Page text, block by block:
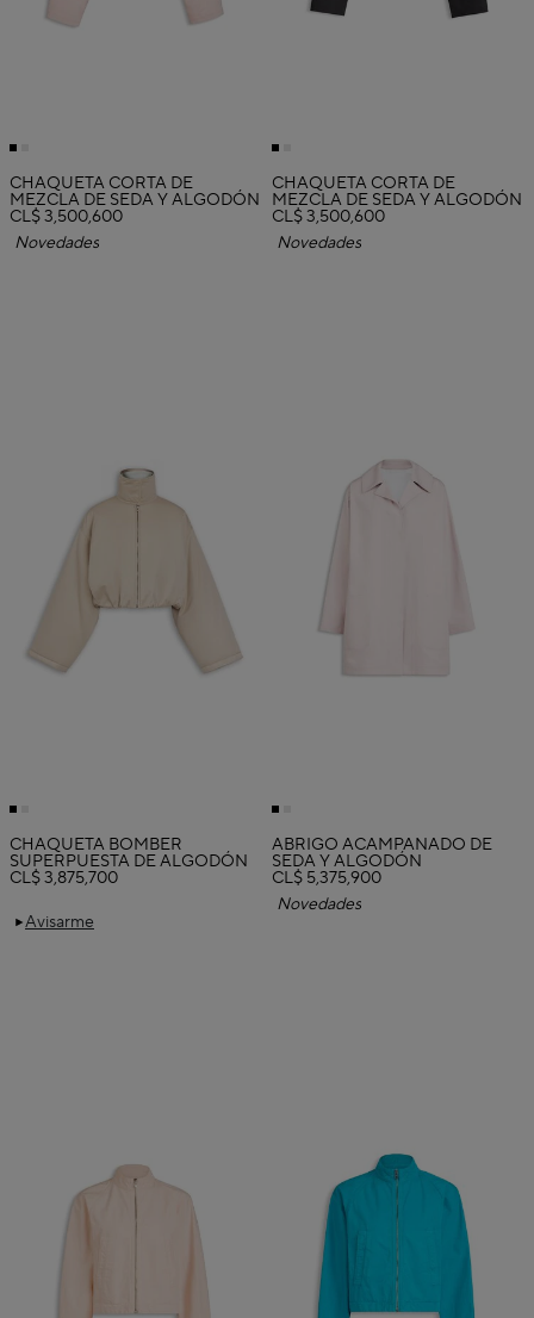
CHAQUETA CORTA DE
MEZCLA DE SEDA Y ALGODÓN
CL$ 3,500,600
Novedades
CHAQUETA CORTA DE
MEZCLA DE SEDA Y ALGODÓN
CL$ 3,500,600
Novedades
Avisarme
CHAQUETA BOMBER
SUPERPUESTA DE ALGODÓN
CL$ 3,875,700
ABRIGO ACAMPANADO DE
SEDA Y ALGODÓN
CL$ 5,375,900
Novedades